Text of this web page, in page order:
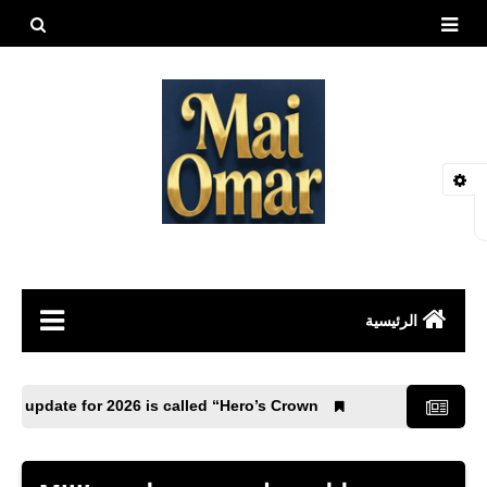
الرئيسية
طيور وحيوانات
4.4 update for 2026 is called “Hero’s Crown”.